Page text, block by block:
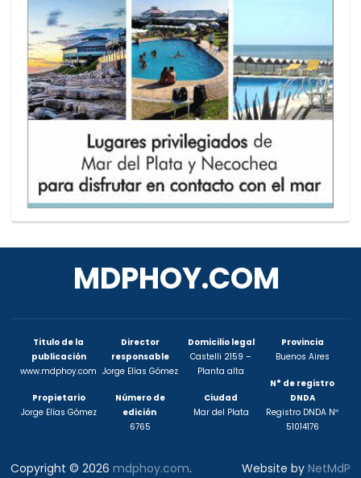
MDPHOY.COM
Titulo de la
publicación
www.mdphoy.com
Propietario
Jorge Elías Gómez
Director
responsable
Jorge Elías Gómez
Número de
edición
6765
Domicilio legal
Castelli 2159 –
Planta alta
Ciudad
Mar del Plata
Provincia
Buenos Aires
N° de registro
DNDA
Registro DNDA Nº
51014176
Copyright © 2026mdphoy.com. Website by NetMdP